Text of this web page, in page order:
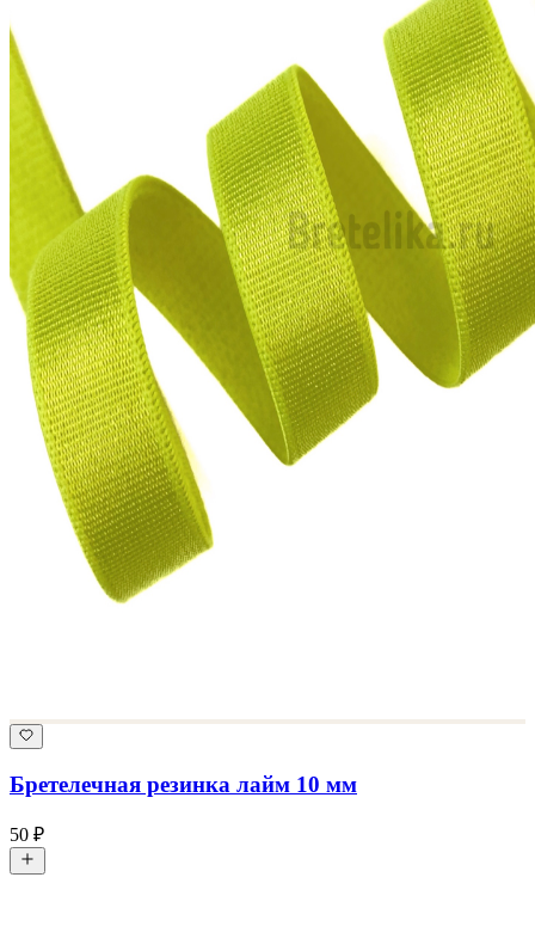
Бретелечная резинка лайм 10 мм
50 ₽